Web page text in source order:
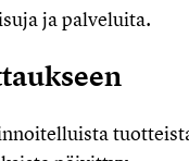
ja palveluita.